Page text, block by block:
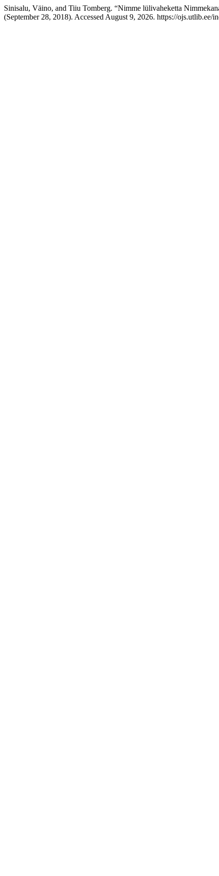
Sinisalu, Väino, and Tiiu Tomberg. “Nimme lülivaheketta
(September 28, 2018). Accessed August 9, 2026. https://